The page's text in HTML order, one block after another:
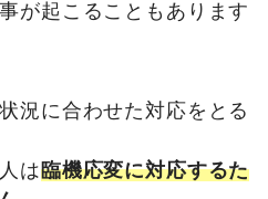
が起こることもあります
況に合わせた対応をとる
は臨機応変に対応するた